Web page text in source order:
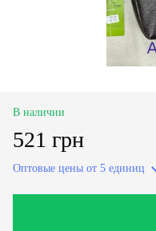
В наличии
521 грн
Оптовые цены от 5 единиц